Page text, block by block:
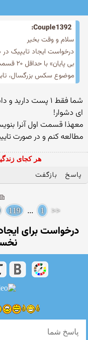
Couple1392:
سلام و وقت بخیر
درخواست ایجاد تایپیک
بی پایان» با حداقل ۲۰ قسمت دارم.
موضوع سکس بزرگسال،
شما فقط ۱ پست
ای دشوار!
معهذا قسمت اول آنرا
مطالعه کنم و در صورت
هر کجای
پاسخ بازگفت
<<
1
...
119
درخواست برای